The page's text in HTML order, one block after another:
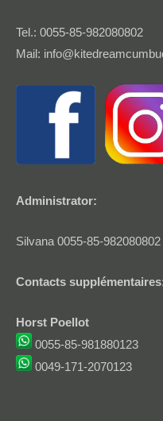
Tel.: 0055-85-982080802
Mail:
Administrator:
Silvana 0055-85-982080802
Contacts
Horst Poellot
0055-85-981880123
0049-171-2070123